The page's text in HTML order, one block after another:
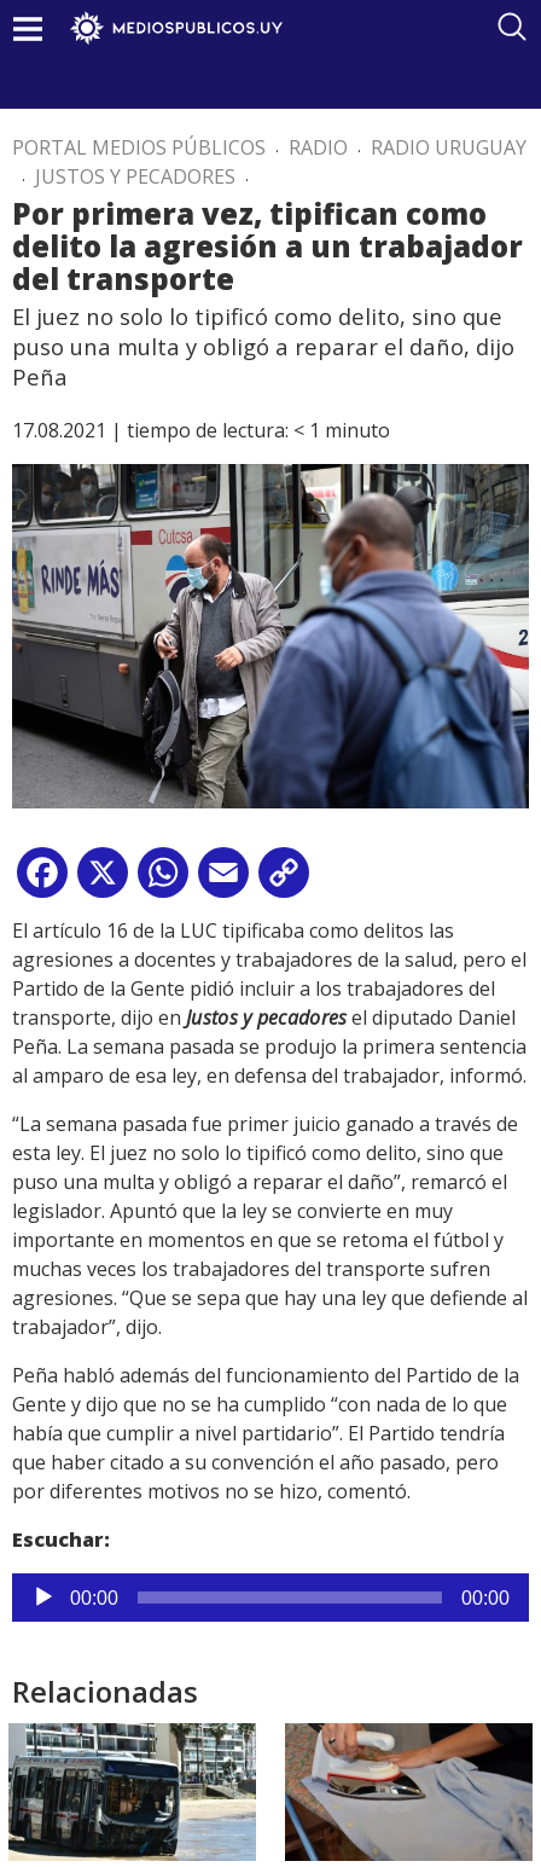
PORTAL MEDIOS PÚBLICOS . RADIO . RADIO URUGUAY
. JUSTOS Y PECADORES .
Por primera vez, tipifican como
delito la agresión a un trabajador
del transporte
El juez no solo lo tipificó como delito, sino que
puso una multa y obligó a reparar el daño, dijo
Peña
17.08.2021 | tiempo de lectura: < 1 minuto
Facebook
X WhatsApp
Email
Link
El artículo 16 de la LUC tipificaba como delitos las
agresiones a docentes y trabajadores de la salud, pero el
Partido de la Gente pidió incluir a los trabajadores del
transporte, dijo en Justos y pecadoresel diputado Daniel
Peña. La semana pasada se produjo la primera sentencia
al amparo de esa ley, en defensa del trabajador, informó.
“La semana pasada fue primer juicio ganado a través de
esta ley. El juez no solo lo tipificó como delito, sino que
puso una multa y obligó a reparar el daño”, remarcó el
legislador. Apuntó que la ley se convierte en muy
importante en momentos en que se retoma el fútbol y
muchas veces los trabajadores del transporte sufren
agresiones. “Que se sepa que hay una ley que defiende al
trabajador”, dijo.
Peña habló además del funcionamiento del Partido de la
Gente y dijo que no se ha cumplido “con nada de lo que
había que cumplir a nivel partidario”. El Partido tendría
que haber citado a su convención el año pasado, pero
por diferentes motivos no se hizo, comentó.
Escuchar:
Reproductor
de
00:00 00:00
Relacionadas